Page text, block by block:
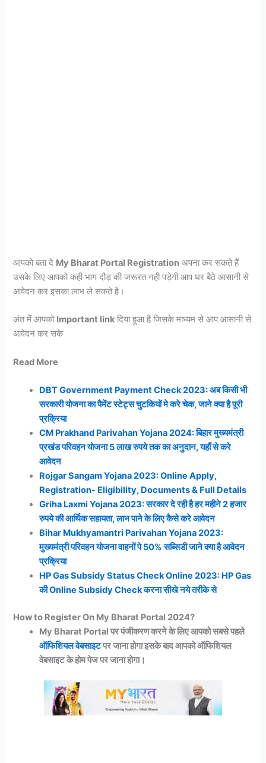
आपको बता दे My Bharat Portal Registration अपना कर सकते हैं
उसके लिए आपको कही भाग दौड़ की जरूरत नही पड़ेगी आप घर बैठे आसानी से
आवेदन कर इसका लाभ ले सकते है।
अंत में आपको Important link दिया हुआ है जिसके माध्यम से आप आसानी से
आवेदन कर सके
Read More
DBT Government Payment Check 2023: अब किसी भी
सरकारी योजना का पैमेंट स्टेट्स चुटकियों मे करे चेक, जाने क्या है पूरी
प्रक्रिया
CM Prakhand Parivahan Yojana 2024: बिहार मुख्यमंत्री
प्रखंड परिवहन योजना 5 लाख रुपये तक का अनुदान, यहाँ से करे
आवेदन
Rojgar Sangam Yojana 2023: Online Apply,
Registration- Eligibility, Documents & Full Details
Griha Laxmi Yojana 2023: सरकार दे रही है हर महीने 2 हजार
रुपये की आर्थिक सहायता, लाभ पाने के लिए कैसे करे आवेदन
Bihar Mukhyamantri Parivahan Yojana 2023:
मुख्यमंत्री परिवहन योजना वाहनों पे 50% सब्सिडी जाने क्या है आवेदन
प्रक्रिया
HP Gas Subsidy Status Check Online 2023: HP Gas
की Online Subsidy Check करना सीखे नये तरीके से
How to Register On My Bharat Portal 2024?
My Bharat Portal पर पंजीकरण करने के लिए आपको सबसे पहले
ऑफिशियल वेबसाइटपर जाना होगा इसके बाद आपको ऑफिशियल
वेबसाइट के होम पेज पर जाना होगा।